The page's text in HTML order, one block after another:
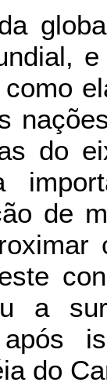
do
de
a
após
do